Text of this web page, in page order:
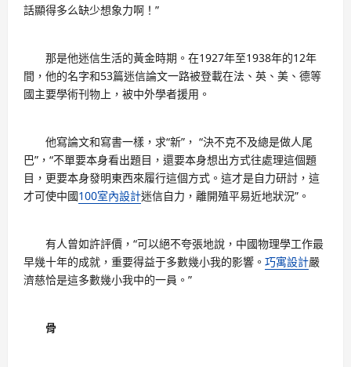
話顯得多么缺少想象力啊！”
那是他迷信生活的黃金時期。在1927年至1938年的12年
間，他的名字和53篇迷信論文一路被登載在法、英、美、德等
國主要學術刊物上，被中外學者援用。
他寫論文和寫書一樣，求“新”， “決不克不及總是做人尾
巴”，“不單要本身看出題目，還要本身想出方式往處理這個題
目，更要本身發明東西來履行這個方式。這才是自力研討，這
才可使中國100室內設計迷信自力，離開殖平易近地狀況”。
有人曾如許評價，“可以絕不夸張地說，中國物理學工作最
早幾十年的成就，重要得益于多數幾小我的影響。 巧寓設計嚴
濟慈恰是這多數幾小我中的一員。”
骨